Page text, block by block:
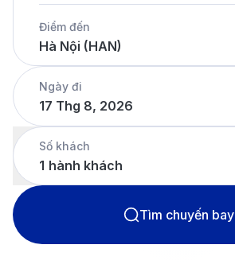
Dịch vụ
Khách sạn
Tin tứcLiên hệ
Hotline
028 7303 6167
Tiếng Việt
Điểm đến
Hà Nội (HAN)
Ngày đi
17 Thg 8, 2026
Số khách
1 hành khách
Tìm chuyến bay